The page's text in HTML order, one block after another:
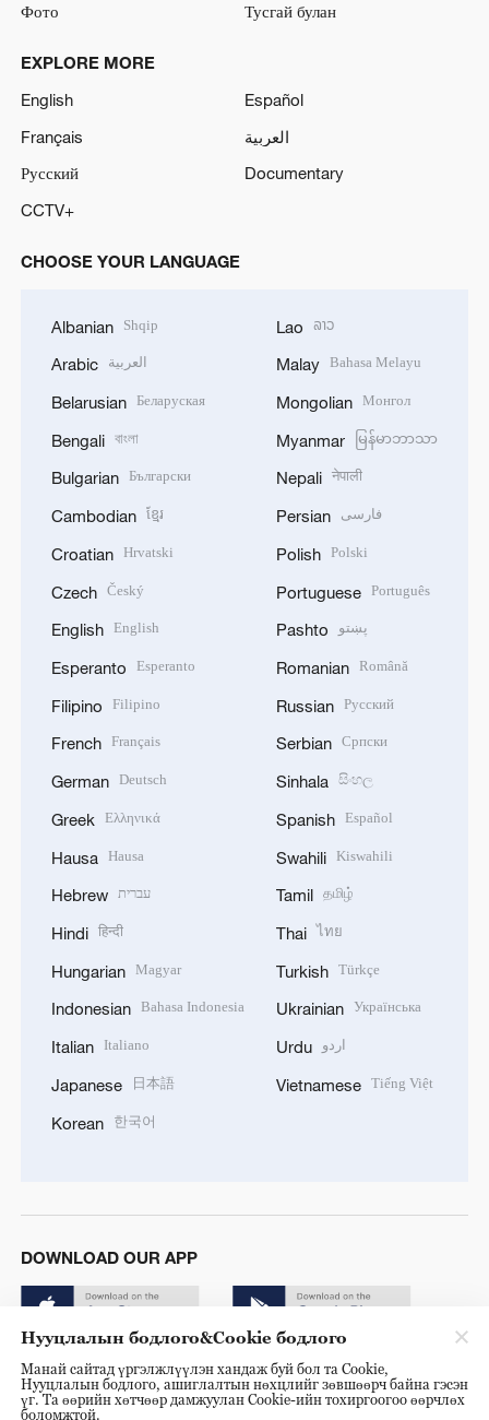
Фото
Тусгай булан
EXPLORE MORE
English
Español
Français
العربية
Русский
Documentary
CCTV+
CHOOSE YOUR LANGUAGE
Albanian Shqip
Arabic العربية
Belarusian Беларуская
Bengali বাংলা
Bulgarian Български
Cambodian ខ្មែរ
Croatian Hrvatski
Czech Český
English English
Esperanto Esperanto
Filipino Filipino
French Français
German Deutsch
Greek Ελληνικά
Hausa Hausa
Hebrew עברית
Hindi हिन्दी
Hungarian Magyar
Indonesian Bahasa Indonesia
Italian Italiano
Japanese 日本語
Korean 한국어
Lao ລາວ
Malay Bahasa Melayu
Mongolian Монгол
Myanmar မြန်မာဘာသာ
Nepali नेपाली
Persian فارسی
Polish Polski
Portuguese Português
Pashto پښتو
Romanian Română
Russian Русский
Serbian Српски
Sinhala සිංහල
Spanish Español
Swahili Kiswahili
Tamil தமிழ்
Thai ไทย
Turkish Türkçe
Ukrainian Українська
Urdu اردو
Vietnamese Tiếng Việt
DOWNLOAD OUR APP
Нууцлалын бодлого&Cookie бодлого
Манай сайтад үргэлжлүүлэн хандаж буй бол та Cookie,
Нууцлалын бодлого, ашиглалтын нөхцлийг зөвшөөрч байна гэсэн
үг. Та өөрийн хөтчөөр дамжуулан Cookie-ийн тохиргоогоо өөрчлөх
боломжтой.